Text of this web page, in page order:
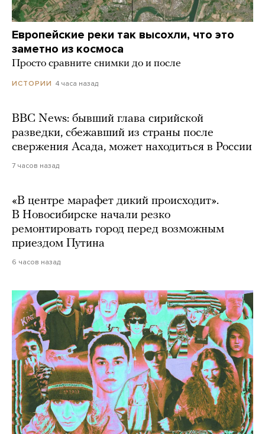
Европейские реки так высохли, что это
заметно из космоса
Просто сравните снимки до и после
ИСТОРИИ 4 часа назад
BBC News: бывший глава сирийской
разведки, сбежавший из страны после
свержения Асада, может находиться в России
7 часов назад
«В центре марафет дикий происходит».
В Новосибирске начали резко
ремонтировать город перед возможным
приездом Путина
6 часов назад